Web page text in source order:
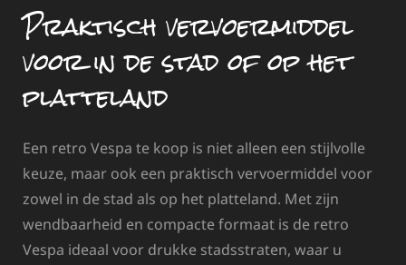
Praktisch vervoermiddel
voor in de stad of op het
platteland
Een retro Vespa te koop is niet alleen een stijlvolle
keuze, maar ook een praktisch vervoermiddel voor
zowel in de stad als op het platteland. Met zijn
wendbaarheid en compacte formaat is de retro
Vespa ideaal voor drukke stadsstraten, waar u